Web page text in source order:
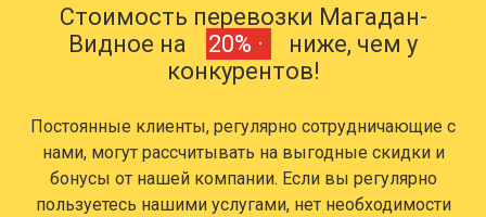
Стоимость перевозки Магадан-
Видное на
20% ·
ниже, чем у
конкурентов!
Постоянные клиенты, регулярно сотрудничающие с
нами, могут рассчитывать на выгодные скидки и
бонусы от нашей компании. Если вы регулярно
пользуетесь нашими услугами, нет необходимости